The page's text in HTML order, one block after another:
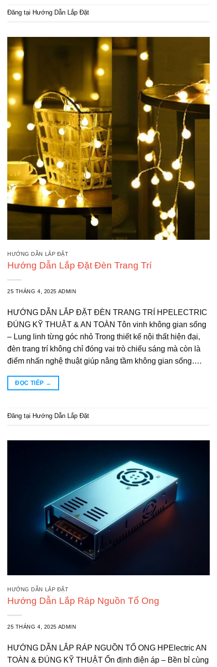
Đăng tại Hướng Dẫn Lắp Đặt
HƯỚNG DẪN LẮP ĐẶT
Hướng Dẫn Lắp Đặt Đèn Trang Trí
25 THÁNG 4, 2025 ADMIN
HƯỚNG DẪN LẮP ĐẶT ĐÈN TRANG TRÍ HPELECTRIC
ĐÚNG KỸ THUẬT & AN TOÀN Tôn vinh không gian sống
– Lung linh từng góc nhỏ Trong thiết kế nội thất hiện đại,
đèn trang trí không chỉ đóng vai trò chiếu sáng mà còn là
điểm nhấn nghệ thuật giúp nâng tầm không gian sống….
ĐỌC TIẾP →
Đăng tại Hướng Dẫn Lắp Đặt
HƯỚNG DẪN LẮP ĐẶT
Hướng Dẫn Lắp Ráp Nguồn Tổ Ong
25 THÁNG 4, 2025 ADMIN
HƯỚNG DẪN LẮP RÁP NGUỒN TỔ ONG HPElectric AN
TOÀN & ĐÚNG KỸ THUẬT Ổn định điện áp – Bền bỉ cùng